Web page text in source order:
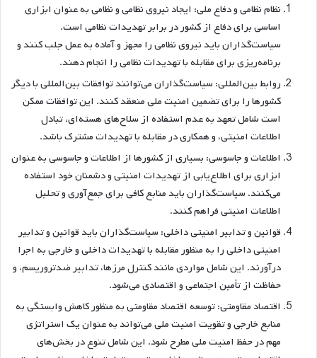
نظام نظامی و دفاع ملی: ایجاد نیروی نظامی و نظامی به عنوان ابزاری
اساسی برای دفاع از کشور در برابر تهدیدات نظامی است.
سیاست‌گذاران باید نیروی نظامی را مجهز و آماده به عمل جلب کنند و
برنامه‌ریزی برای مقابله با تهدیدات نظامی را انجام دهند.
روابط بین‌المللی: سیاست‌گذاران می‌توانند توافقات بین‌المللی با دیگر
کشورها را برای تضمین امنیت ملی منعقد کنند. این توافقات ممکن
است شامل تعهد به عدم استفاده از سلاح‌های هسته‌ای، تبادل
اطلاعات امنیتی، و همکاری در مقابله با تهدیدات مشترک باشد.
اطلاعات و جاسوسی: بسیاری از کشورها از اطلاعات و جاسوسی به عنوان
ابزاری برای اطلاع‌یابی از تهدیدات امنیتی و دشمنان خود استفاده
می‌کنند. سیاست‌گذاران باید منابع کافی برای جمع‌آوری و تحلیل
اطلاعات امنیتی فراهم کنند.
قوانین و تدابیر امنیتی داخلی: سیاست‌گذاران باید قوانین و تدابیر
امنیتی داخلی را به منظور مقابله با تهدیدات داخلی و خارجی به اجرا
درآورند. این شامل مواردی مانند کنترل مرزها، تدابیر ضدتروریسم، و
حفاظت از تأمین اجتماعی و اقتصادی می‌شود.
اقتصاد مقاومتی: توسعه اقتصاد مقاومتی به منظور کاهش وابستگی به
منابع خارجی و تقویت امنیت ملی می‌تواند به عنوان یک استراتژی
مهم در حفظ امنیت ملی مطرح شود. این شامل تنوع در بخش‌های